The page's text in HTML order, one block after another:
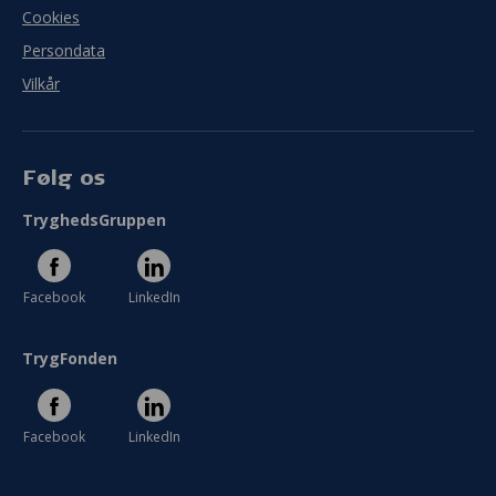
Cookies
Persondata
Vilkår
Følg os
TryghedsGruppen
Facebook LinkedIn
TrygFonden
Facebook LinkedIn